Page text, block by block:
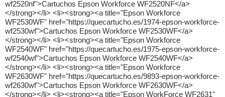
wf2520nf">Cartuchos Epson Workforce WF2520NF</a>
</strong></li> <li><strong><a title="Epson Workforce
WF2530WF" href="https://quecartucho.es/1974-epson-workforce-
wf2530wf">Cartuchos Epson Workforce WF2530WF</a>
</strong></li> <li><strong><a title="Epson Workforce
WF2540WF" href="https://quecartucho.es/1975-epson-workforce-
wf2540wf">Cartuchos Epson Workforce WF2540WF</a>
</strong></li> <li><strong><a title="Epson Workforce
WF2630WF" href="https://quecartucho.es/9893-epson-workforce-
wf2630wf">Cartuchos Epson Workforce WF2630WF</a>
</strong></li> <li><strong><a title="Epson WorkForce WF2631"